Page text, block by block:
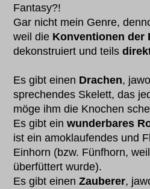
Fantasy?!
Gar nicht mein Genre,
weil die Konventionen der
dekonstruiert und teils
Es gibt einen Drachen,
sprechendes Skelett, das
möge ihm die Knochen
Es gibt einwunderbares
ist ein amoklaufendes und
Einhorn (bzw. Fünfhorn,
überfüttert wurde).
Es gibt einenZauberer,